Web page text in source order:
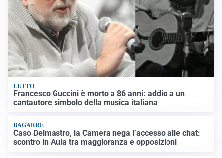
LUTTO
Francesco Guccini è morto a 86 anni: addio a un
cantautore simbolo della musica italiana
BAGARRE
Caso Delmastro, la Camera nega l’accesso alle chat:
scontro in Aula tra maggioranza e opposizioni